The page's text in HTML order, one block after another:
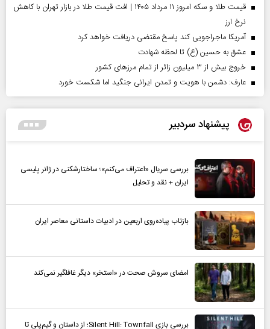
قیمت طلا و سکه امروز ۱۱ مرداد ۱۴۰۵ | افت قیمت طلا در بازار تهران با کاهش
نرخ ارز
آمریکا ماجراجویی کند پاسخ مقتضی دریافت خواهد کرد
عشق به حسین (ع) تا لحظه شهادت
خروج بیش از ۳ میلیون زائر از تمام مرز‌های کشور
عارف: دشمن با هویت و تمدن ایرانی جنگید اما شکست خورد
پیشنهاد سردبیر
بررسی سریال «اعتراف می‌کنم»؛ ساختارشکنی در ژانر پلیسی
ایران + نقد و تحلیل
بازتاب پیاده‌روی اربعین در ادبیات داستانی معاصر ایران
امضای سروش صحت در «استخر» دیگر غافلگیر نمی‌کند
بررسی بازی Silent Hill: Townfall؛ از داستان و گیم‌پلی تا